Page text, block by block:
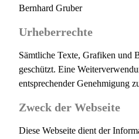
Bernhard Gruber
Urheberrechte
Sämtliche Texte, Grafiken und
geschützt. Eine
entsprechender Genehmigung
Zweck der Webseite
Diese Webseite dient der